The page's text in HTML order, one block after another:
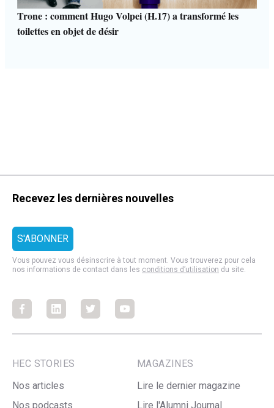
Trone : comment Hugo Volpei (H.17) a transformé les
toilettes en objet de désir
Recevez les dernières nouvelles
Vous pouvez vous désinscrire à tout moment. Vous trouverez pour cela
nos informations de contact dans les conditions d’utilisation du site.
FacebookFacebookFacebookFacebook
HEC STORIES
Nos articles
Nos podcasts
MAGAZINES
Lire le dernier magazine
Lire l'Alumni Journal